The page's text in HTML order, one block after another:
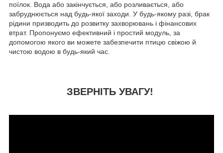
поїлок. Вода або закінчується, або розливається, або
забруднюється над будь-якої заходи. У будь-якому разі, брак
рідини призводить до розвитку захворювань і фінансових
втрат. Пропонуємо ефективний і простий модуль, за
допомогою якого ви можете забезпечити птицю свіжою й
чистою водою в будь-який час.
ЗВЕРНІТЬ УВАГУ!